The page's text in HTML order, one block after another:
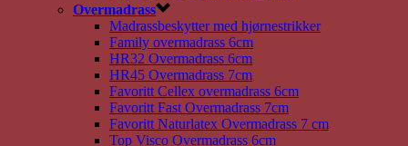
Overmadrass
Madrassbeskytter med hjørnestrikker
Family overmadrass 6cm
HR32 Overmadrass 6cm
HR45 Overmadrass 7cm
Favoritt Cellex overmadrass 6cm
Favoritt Fast Overmadrass 7cm
Favoritt Naturlatex Overmadrass 7 cm
Top Visco Overmadrass 6cm